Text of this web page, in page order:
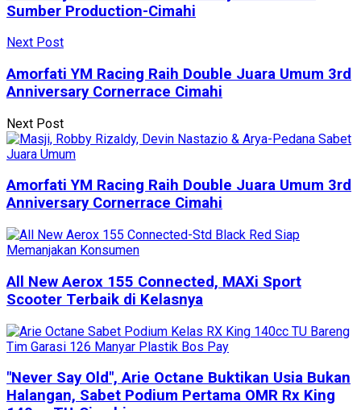
Sumber Production-Cimahi
Next Post
Amorfati YM Racing Raih Double Juara Umum 3rd
Anniversary Cornerrace Cimahi
Next Post
Amorfati YM Racing Raih Double Juara Umum 3rd
Anniversary Cornerrace Cimahi
All New Aerox 155 Connected, MAXi Sport
Scooter Terbaik di Kelasnya
"Never Say Old", Arie Octane Buktikan Usia Bukan
Halangan, Sabet Podium Pertama OMR Rx King